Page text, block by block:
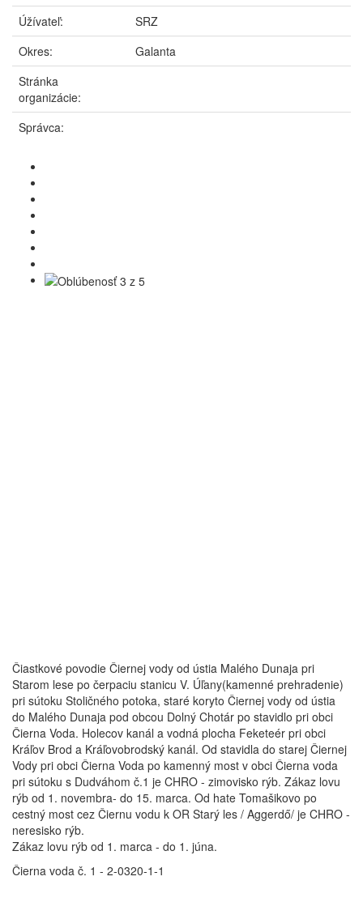
Úžívateľ:
SRZ
Okres:
Galanta
Stránka
organizácie:
Správca:
Čiastkové povodie Čiernej vody od ústia Malého Dunaja pri
Starom lese po čerpaciu stanicu V. Úľany(kamenné prehradenie)
pri sútoku Stoličného potoka, staré koryto Čiernej vody od ústia
do Malého Dunaja pod obcou Dolný Chotár po stavidlo pri obci
Čierna Voda. Holecov kanál a vodná plocha Feketeér pri obci
Kráľov Brod a Kráľovobrodský kanál. Od stavidla do starej Čiernej
Vody pri obci Čierna Voda po kamenný most v obci Čierna voda
pri sútoku s Dudváhom č.1 je CHRO - zimovisko rýb. Zákaz lovu
rýb od 1. novembra- do 15. marca. Od hate Tomašikovo po
cestný most cez Čiernu vodu k OR Starý les / Aggerdő/ je CHRO -
neresisko rýb.
Zákaz lovu rýb od 1. marca - do 1. júna.
Čierna voda č. 1 - 2-0320-1-1